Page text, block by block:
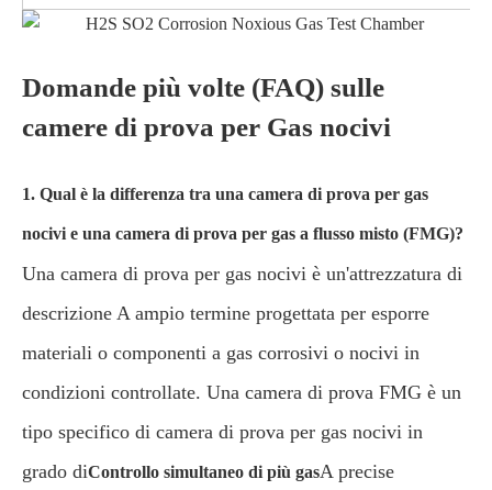
Domande più volte (FAQ) sulle
camere di prova per Gas nocivi
1. Qual è la differenza tra una camera di prova per gas
nocivi e una camera di prova per gas a flusso misto (FMG)?
Una camera di prova per gas nocivi è un'attrezzatura di
descrizione A ampio termine progettata per esporre
materiali o componenti a gas corrosivi o nocivi in
condizioni controllate. Una camera di prova FMG è un
tipo specifico di camera di prova per gas nocivi in
grado diControllo simultaneo di più gasA precise